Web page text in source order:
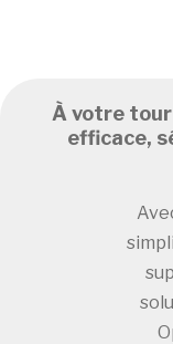
À votre
efficace,